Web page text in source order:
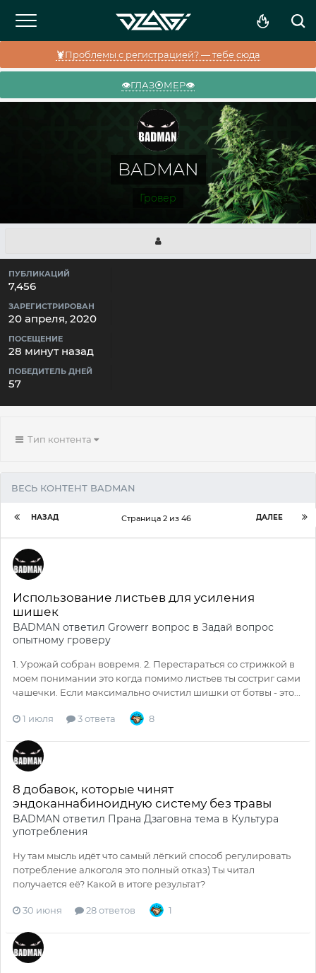
🦞Проблемы с регистрацией? — тебе сюда
👁️ГЛАЗ⦿МЕР👁️
BADMAN
Гровер
ПУБЛИКАЦИЙ
7,456
ЗАРЕГИСТРИРОВАН
20 апреля, 2020
ПОСЕЩЕНИЕ
28 минут назад
ПОБЕДИТЕЛЬ ДНЕЙ
57
Тип контента
ВЕСЬ КОНТЕНТ BADMAN
НАЗАД ДАЛЕЕ
Страница 2 из 46
Использование листьев для усиления
шишек
BADMAN ответил Growerr вопрос в Задай вопрос
опытному гроверу
1. Урожай собран вовремя. 2. Перестараться со стрижкой в
моем понимании это когда помимо листьев ты состриг сами
чашечки. Если максимально очистил шишки от ботвы - это...
1 июля 3 ответа 8
8 добавок, которые чинят
эндоканнабиноидную систему без травы
BADMAN ответил Прана Дзаговна тема в Культура
употребления
Ну там мысль идёт что самый лёгкий способ регулировать
потребление алкоголя это полный отказ) Ты читал
получается её? Какой в итоге результат?
30 июня 28 ответов 1